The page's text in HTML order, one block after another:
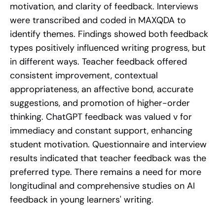
motivation, and clarity of feedback. Interviews
were transcribed and coded in MAXQDA to
identify themes. Findings showed both feedback
types positively influenced writing progress, but
in different ways. Teacher feedback offered
consistent improvement, contextual
appropriateness, an affective bond, accurate
suggestions, and promotion of higher-order
thinking. ChatGPT feedback was valued v for
immediacy and constant support, enhancing
student motivation. Questionnaire and interview
results indicated that teacher feedback was the
preferred type. There remains a need for more
longitudinal and comprehensive studies on AI
feedback in young learners' writing.